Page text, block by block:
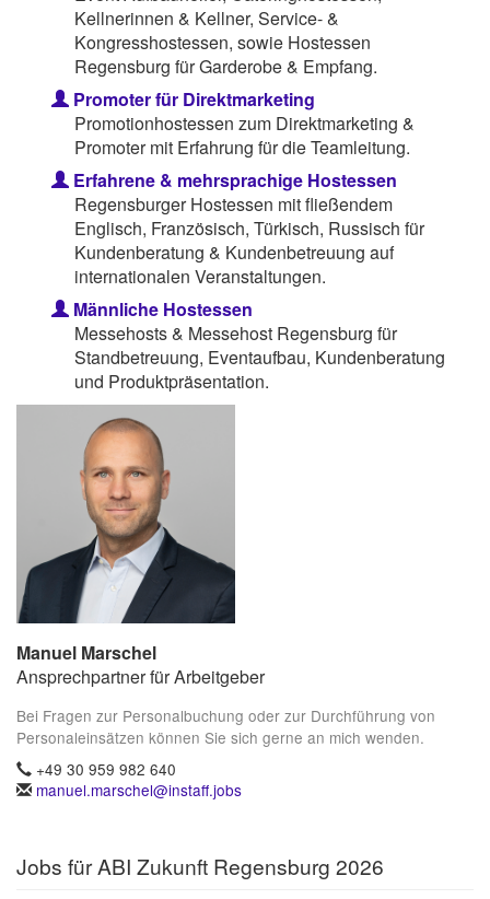
Kellnerinnen & Kellner, Service- &
Kongresshostessen, sowie Hostessen
Regensburg für Garderobe & Empfang.
Promoter für Direktmarketing
Promotionhostessen zum Direktmarketing &
Promoter mit Erfahrung für die Teamleitung.
Erfahrene & mehrsprachige Hostessen
Regensburger Hostessen mit fließendem
Englisch, Französisch, Türkisch, Russisch für
Kundenberatung & Kundenbetreuung auf
internationalen Veranstaltungen.
Männliche Hostessen
Messehosts & Messehost Regensburg für
Standbetreuung, Eventaufbau, Kundenberatung
und Produktpräsentation.
Manuel Marschel
Ansprechpartner für Arbeitgeber
Bei Fragen zur Personalbuchung oder zur Durchführung von
Personaleinsätzen können Sie sich gerne an mich wenden.
+49 30 959 982 640
manuel.marschel@instaff.jobs
Jobs für ABI Zukunft Regensburg 2026